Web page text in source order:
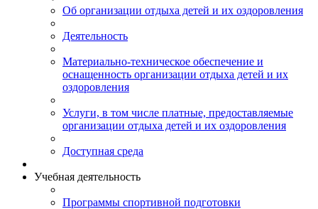
Об организации отдыха детей и их оздоровления
Деятельность
Материально-техническое обеспечение и
оснащенность организации отдыха детей и их
оздоровления
Услуги, в том числе платные, предоставляемые
организации отдыха детей и их оздоровления
Доступная среда
Учебная деятельность
Программы спортивной подготовки